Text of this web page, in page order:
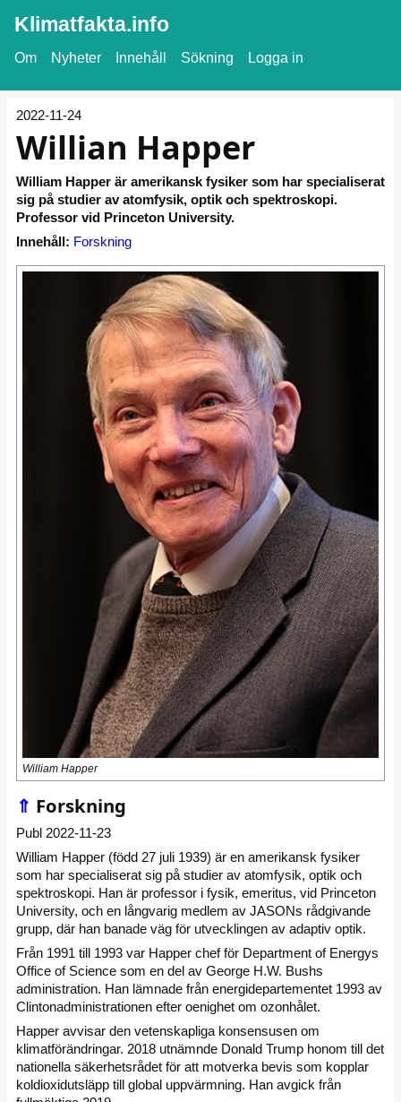
Klimatfakta.info
Om Nyheter Innehåll Sökning Logga in
2022-11-24
Willian Happer
William Happer är amerikansk fysiker som har specialiserat
sig på studier av atomfysik, optik och spektroskopi.
Professor vid Princeton University.
Innehåll: Forskning
William Happer
⇑ Forskning
Publ 2022-11-23
William Happer (född 27 juli 1939) är en amerikansk fysiker
som har specialiserat sig på studier av atomfysik, optik och
spektroskopi. Han är professor i fysik, emeritus, vid Princeton
University, och en långvarig medlem av JASONs rådgivande
grupp, där han banade väg för utvecklingen av adaptiv optik.
Från 1991 till 1993 var Happer chef för Department of Energys
Office of Science som en del av George H.W. Bushs
administration. Han lämnade från energidepartementet 1993 av
Clintonadministrationen efter oenighet om ozonhålet.
Happer avvisar den vetenskapliga konsensusen om
klimatförändringar. 2018 utnämnde Donald Trump honom till det
nationella säkerhetsrådet för att motverka bevis som kopplar
koldioxidutsläpp till global uppvärmning. Han avgick från